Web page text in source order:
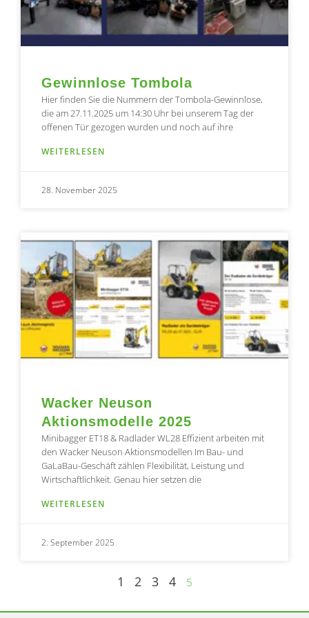
Gewinnlose Tombola
Hier finden Sie die Nummern der Tombola-Gewinnlose,
die am 27.11.2025 um 14:30 Uhr bei unserem Tag der
offenen Tür gezogen wurden und noch auf ihre
WEITERLESEN
28. November 2025
Wacker Neuson
Aktionsmodelle 2025
Minibagger ET18 & Radlader WL28 Effizient arbeiten mit
den Wacker Neuson Aktionsmodellen Im Bau- und
GaLaBau-Geschäft zählen Flexibilität, Leistung und
Wirtschaftlichkeit. Genau hier setzen die
WEITERLESEN
2. September 2025
1 2 3 4 5